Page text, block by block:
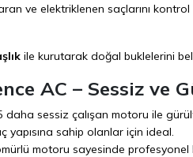
ve elektriklenen saçlarını
ile kurutarak doğal buklelerini
AC – Sessiz ve
daha sessiz çalışan motoru ile
yapısına sahip olanlar için ideal.
motoru sayesinde profesyonel